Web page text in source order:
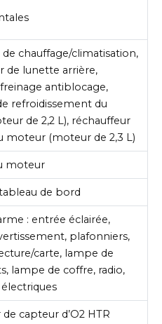
chauffage/climatisation,
de lunette arrière,
antiblocage,
refroidissement du
de 2,2 L), réchauffeur
moteur (moteur de 2,3 L)
moteur
de bord
: entrée éclairée,
plafonniers,
carte, lampe de
lampe de coffre, radio,
capteur d’O2 HTR